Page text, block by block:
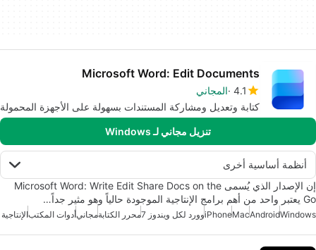
Microsoft Word: Edit Documents
4.1 المجاني
كتابة وتعديل ومشاركة المستندات بسهولة على الأجهزة المحمولة
تنزيل مجاني لـ Windows
أنظمة أساسية أخرى
إن الإصدار الذي يُسمى Microsoft Word: Write Edit Share Docs on the
Go يعتبر واحد من أهم برامج الإنتاجية الموجودة حالياً وهو مثير جداً…
Windows
Android
Mac
iPhoneوورد لكل ويندوز 7 محرر الكتابةمجانيأدوات المكتبالإنتاجية